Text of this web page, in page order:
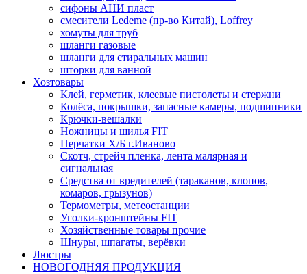
сифоны АНИ пласт
смесители Ledeme (пр-во Китай), Loffrey
хомуты для труб
шланги газовые
шланги для стиральных машин
шторки для ванной
Хозтовары
Клей, герметик, клеевые пистолеты и стержни
Колёса, покрышки, запасные камеры, подшипники
Крючки-вешалки
Ножницы и шилья FIT
Перчатки Х/Б г.Иваново
Скотч, стрейч пленка, лента малярная и
сигнальная
Средства от вредителей (тараканов, клопов,
комаров, грызунов)
Термометры, метеостанции
Уголки-кронштейны FIT
Хозяйственные товары прочие
Шнуры, шпагаты, верёвки
Люстры
НОВОГОДНЯЯ ПРОДУКЦИЯ